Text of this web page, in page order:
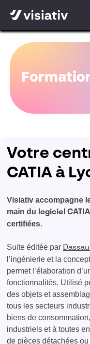
Votre
CATIA à
Visiativ accompagne
main du logiciel CATIA
certifiées.
Suite éditée par
l’ingénierie et la
permet l’élaboration
fonctionnalités. Utilisé
des objets et
tous les secteurs
biens de
industriels et à toutes
de pièces détachées